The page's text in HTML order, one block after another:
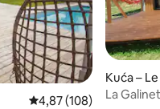
Prosječna ocjena: 4,87/
4,87 (108)
Kuća –
La